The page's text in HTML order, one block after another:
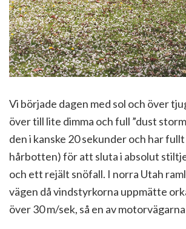
Vi började dagen med sol och över
över till lite dimma och full ”dust
den i kanske 20 sekunder och har fullt
hårbotten) för att sluta i absolut
och ett rejält snöfall. I norra Utah
vägen då vindstyrkorna uppmätte
över 30 m/sek, så en av